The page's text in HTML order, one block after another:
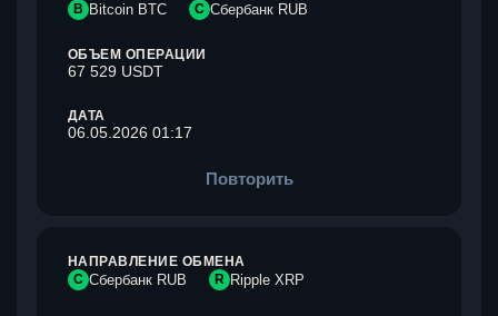
B Bitcoin BTC С Сбербанк RUB
ОБЪЕМ ОПЕРАЦИИ
67 529 USDT
ДАТА
06.05.2026 01:17
Повторить
НАПРАВЛЕНИЕ ОБМЕНА
С Сбербанк RUB R Ripple XRP